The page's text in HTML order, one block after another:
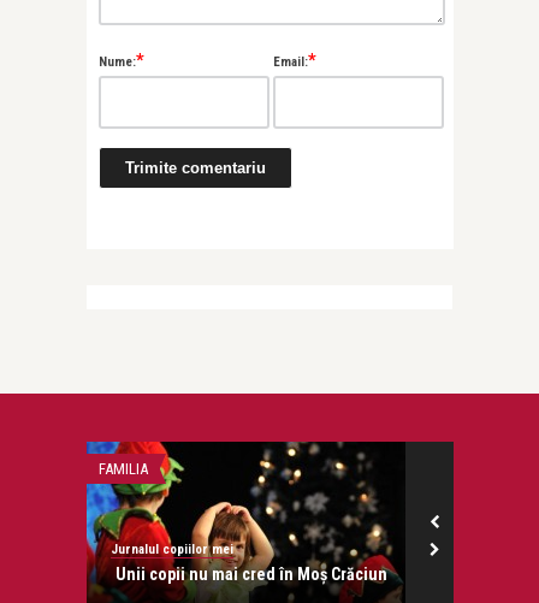
Nume:* Email:*
FAMILIA
Jurnalul copiilor mei
Unii copii nu mai cred în Moș Crăciun